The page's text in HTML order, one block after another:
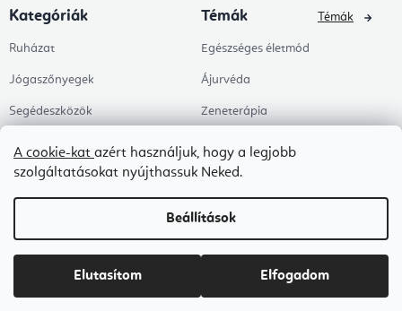
A cookie-kat azért használjuk, hogy a legjobb
szolgáltatásokat nyújthassuk Neked.
Beállítások
Elutasítom Elfogadom
Kategóriák
Ruházat
Jógaszőnyegek
Segédeszközök
Kiegészítők
Árengedmények
Témák
Témák
Egészséges életmód
Ájurvéda
Zeneterápia
Jógastúdióknak
Munkahely és Home Office
Zen és meditáció
Aromaterápia
Témák